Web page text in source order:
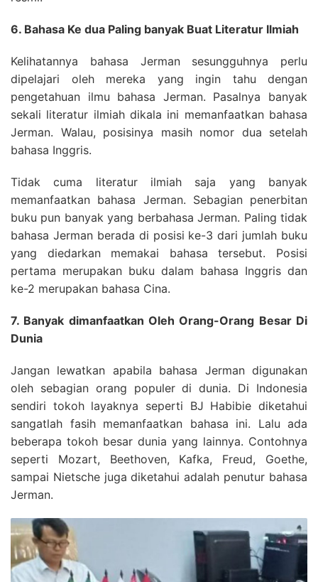
6. Bahasa Ke dua Paling banyak Buat Literatur Ilmiah
Kelihatannya bahasa Jerman sesungguhnya perlu
dipelajari oleh mereka yang ingin tahu dengan
pengetahuan ilmu bahasa Jerman. Pasalnya banyak
sekali literatur ilmiah dikala ini memanfaatkan bahasa
Jerman. Walau, posisinya masih nomor dua setelah
bahasa Inggris.
Tidak cuma literatur ilmiah saja yang banyak
memanfaatkan bahasa Jerman. Sebagian penerbitan
buku pun banyak yang berbahasa Jerman. Paling tidak
bahasa Jerman berada di posisi ke-3 dari jumlah buku
yang diedarkan memakai bahasa tersebut. Posisi
pertama merupakan buku dalam bahasa Inggris dan
ke-2 merupakan bahasa Cina.
7. Banyak dimanfaatkan Oleh Orang-Orang Besar Di
Dunia
Jangan lewatkan apabila bahasa Jerman digunakan
oleh sebagian orang populer di dunia. Di Indonesia
sendiri tokoh layaknya seperti BJ Habibie diketahui
sangatlah fasih memanfaatkan bahasa ini. Lalu ada
beberapa tokoh besar dunia yang lainnya. Contohnya
seperti Mozart, Beethoven, Kafka, Freud, Goethe,
sampai Nietsche juga diketahui adalah penutur bahasa
Jerman.